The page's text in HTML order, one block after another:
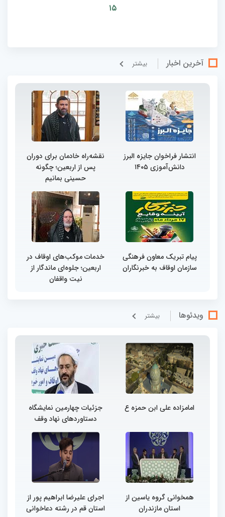
۱۵
آخرین اخبار بيشتر
انتشار فراخوان جایزه البرز
دانش‌آموزی ۱۴۰۵
نقشه‌راه خادمان برای دوران
پس از اربعین؛ چگونه
حسینی بمانیم
پیام تبریک معاون فرهنگی
سازمان اوقاف به خبرنگاران
خدمات موکب‌های اوقاف در
اربعین؛ جلوه‌ای ماندگار از
نیت واقفان
ویدئوها بيشتر
امامزاده علی ابن حمزه ع
جزئیات چهارمین نمایشگاه
دستاوردهای نهاد وقف
همخوانی گروه یاسین از
استان مازندران
اجرای علیرضا ابراهیم پور از
استان قم در رشته دعاخوانی